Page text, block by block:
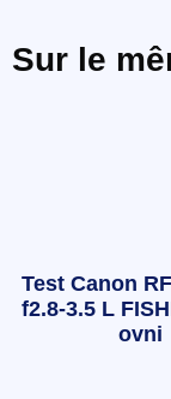
Sur le
Test Canon
f2.8-3.5 L
ovni